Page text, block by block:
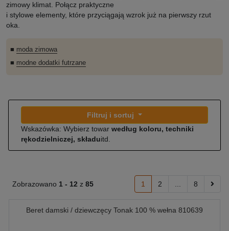
zimowy klimat. Połącz praktyczne
i stylowe elementy, które przyciągają wzrok już na pierwszy rzut
oka.
■ moda zimowa
■ modne dodatki futrzane
Filtruj i sortuj
Wskazówka: Wybierz towar według koloru, techniki
rękodzielniczej, składuitd.
Zobrazowano 1 - 12 z 85 1 2 8
Beret damski / dziewczęcy Tonak 100 % wełna 810639